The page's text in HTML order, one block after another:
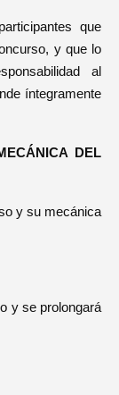
que
y que lo
al
íntegramente
DEL
y su mecánica
y se prolongará